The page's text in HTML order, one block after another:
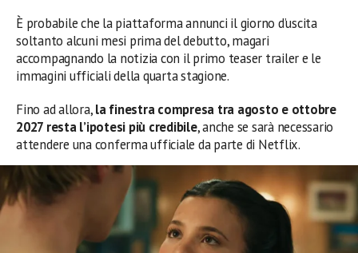
È probabile che la piattaforma annunci il giorno d’uscita
soltanto alcuni mesi prima del debutto, magari
accompagnando la notizia con il primo teaser trailer e le
immagini ufficiali della quarta stagione.
Fino ad allora,la finestra compresa tra agosto e ottobre
2027 resta l’ipotesi più credibile, anche se sarà necessario
attendere una conferma ufficiale da parte di Netflix.